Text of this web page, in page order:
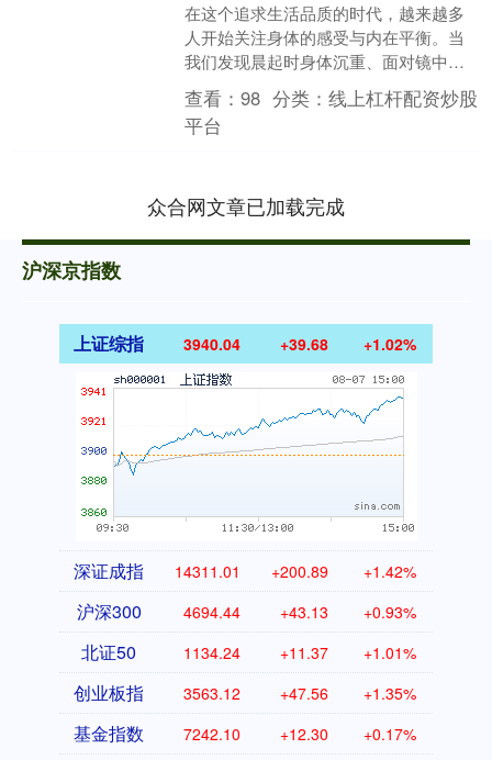
在这个追求生活品质的时代，越来越多
人开始关注身体的感受与内在平衡。当
我们发现晨起时身体沉重、面对镜中略
显浮肿的脸庞，或是整日被倦意困扰
时，内心总会渴望找到一种既....
查看：98 分类：线上杠杆配资炒股
平台
众合网文章已加载完成
沪深京指数
上证综指 3940.04 +39.68 +1.02%
深证成指 14311.01 +200.89 +1.42%
沪深300 4694.44 +43.13 +0.93%
北证50 1134.24 +11.37 +1.01%
创业板指 3563.12 +47.56 +1.35%
基金指数 7242.10 +12.30 +0.17%